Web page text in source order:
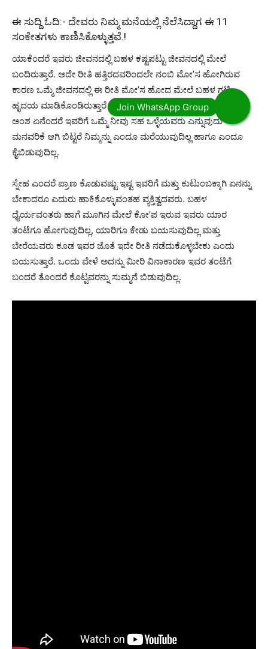
ಈ ಸುದ್ದಿ ಓದಿ:- ದೇವರು ನಿಮ್ಮ ಮನೆಯಲ್ಲಿ ನೆಲೆಸಿದ್ದಾಗ ಈ 11
ಸಂಕೇತಗಳು ಕಾಣಿಸಿಕೊಳ್ಳುತ್ತವೆ.!
ಯಾಕೆಂದರೆ ಇವರು ಜೀವನದಲ್ಲಿ ಬಹಳ ಕಷ್ಟಪಟ್ಟು ಜೀವನದಲ್ಲಿ ಮೇಲೆ
ಬಂದಿರುತ್ತಾರೆ. ಅದೇ ರೀತಿ ಹತ್ತಿರದವರಿಂದಲೇ ನಂಬಿ ಮೋ’ಸ ಹೋಗಿರುವ
ಕಾರಣ ಒಮ್ಮೆ ಜೀವನದಲ್ಲಿ ಈ ರೀತಿ ಮೋ’ಸ ಹೋದ ಮೇಲೆ ಬಹಳ ಗಟ್ಟಿ
ಹೃದಯ ಮಾಡಿಕೊಂಡಿರುತ್ತಾರೆ ಆದರೆ ಇವರ ಬಗ್ಗೆ ನೀವು ತಿಳಿದುಕೊಳ್ಳಬೇಕಾದ
ಅಂಶ ಏನೆಂದರೆ ಇವರಿಗೆ ಒಮ್ಮೆ ನೀವು ಸಹ ಒಳ್ಳೆಯವರು ಎನ್ನುವುದು
ಮನವರಿಕೆ ಆಗಿ ಬಿಟ್ಟರೆ ನಿಮ್ಮನ್ನು ಎಂದೂ ಮರೆಯುವುದಿಲ್ಲ ಹಾಗೂ ಎಂದೂ
ಕೈಬಿಡುವುದಿಲ್ಲ.
ಸ್ನೇಹ ಎಂದರೆ ಪ್ರಾಣ ಕೊಡುವಷ್ಟು ಇಷ್ಟ ಇವರಿಗೆ ಮತ್ತು ಕುಟುಂಬಕ್ಕಾಗಿ ಏನನ್ನು
ಬೇಕಾದರೂ ಎದುರು ಹಾಕಿಕೊಳ್ಳುವಂತಹ ವ್ಯಕ್ತಿತ್ವದವರು. ಬಹಳ
ಧೈರ್ಯವಂತರು ಹಾಗೆ ಮೂಗಿನ ಮೇಲೆ ಕೋ’ಪ ಇರುವ ಇವರು ಯಾರ
ತಂಟೆಗೂ ಹೋಗುವುದಿಲ್ಲ, ಯಾರಿಗೂ ಕೇಡು ಬಯಸುವುದಿಲ್ಲ ಮತ್ತು
ಬೇರೆಯವರು ಕೂಡ ಇವರ ಜೊತೆ ಇದೇ ರೀತಿ ನಡೆದುಕೊಳ್ಳಬೇಕು ಎಂದು
ಬಯಸುತ್ತಾರೆ. ಒಂದು ವೇಳೆ ಅದನ್ನು ಮೀರಿ ವಿನಾಕಾರಣ ಇವರ ತಂಟೆಗೆ
ಬಂದರೆ ತೊಂದರೆ ಕೊಟ್ಟವರನ್ನು ಸುಮ್ಮನೆ ಬಿಡುವುದಿಲ್ಲ.